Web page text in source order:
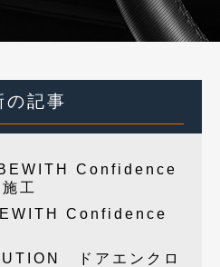
の記事
Confidence
工
Confidence
ドアエンクロ